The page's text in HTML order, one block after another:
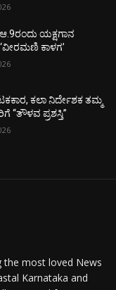
ಯಕ್ಷಗಾನ
ಕಾಳಗ’
ಕಲಾ ನಿರ್ದೇಶಕ ತಮ್ಮ
“ತೌಳವ ಪ್ರಶಸ್ತಿ”
the most loved News
Karnataka and